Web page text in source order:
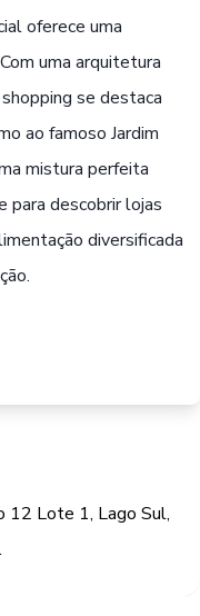
oferece uma
uma arquitetura
se destaca
ao famoso Jardim
mistura perfeita
para descobrir lojas
diversificada
12 Lote 1, Lago Sul,